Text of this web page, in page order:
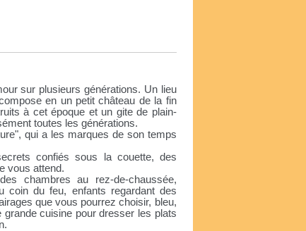
sur plusieurs générations. Un lieu
en un petit château de la fin
à cet époque et un gite de plain-
toutes les générations.
qui a les marques de son temps
confiés sous la couette, des
vous attend.
chambres au rez-de-chaussée,
coin du feu, enfants regardant des
que vous pourrez choisir, bleu,
cuisine pour dresser les plats